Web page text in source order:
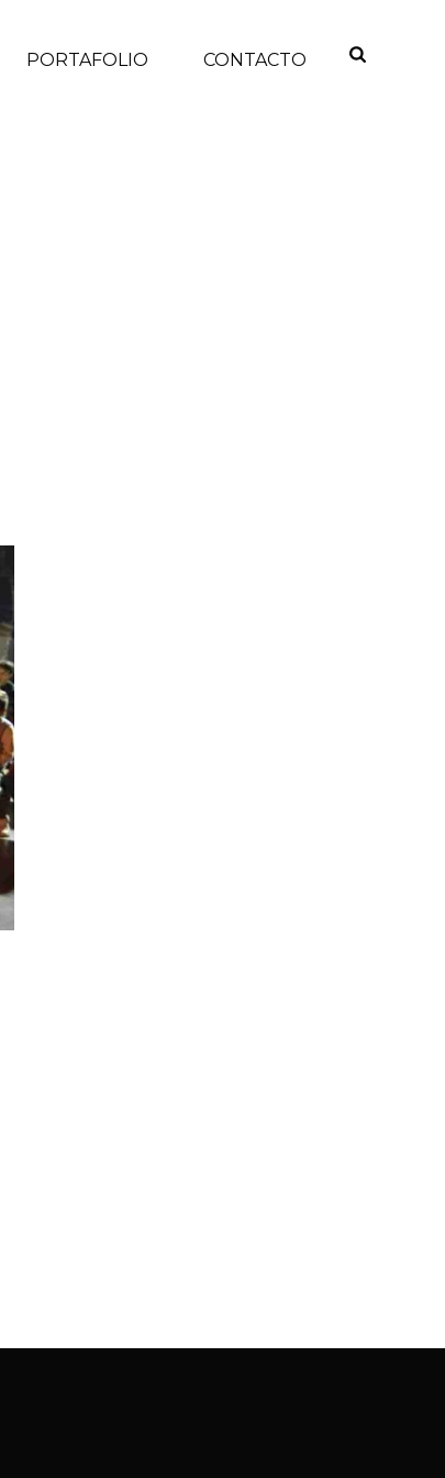
PORTAFOLIO CONTACTO